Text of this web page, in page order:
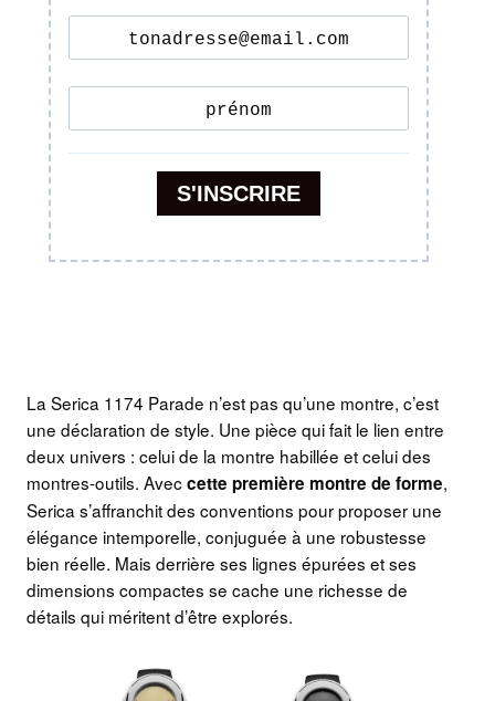
La Serica 1174 Parade n’est pas qu’une montre, c’est
une déclaration de style. Une pièce qui fait le lien entre
deux univers : celui de la montre habillée et celui des
montres-outils. Aveccette première montre de forme,
Serica s’affranchit des conventions pour proposer une
élégance intemporelle, conjuguée à une robustesse
bien réelle. Mais derrière ses lignes épurées et ses
dimensions compactes se cache une richesse de
détails qui méritent d’être explorés.